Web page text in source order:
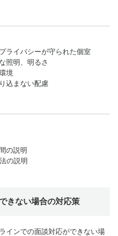
ライバシーが守られた個室
照明、明るさ
境
込まない配慮
の説明
の説明
きない場合の対応策
インでの面談対応ができない場